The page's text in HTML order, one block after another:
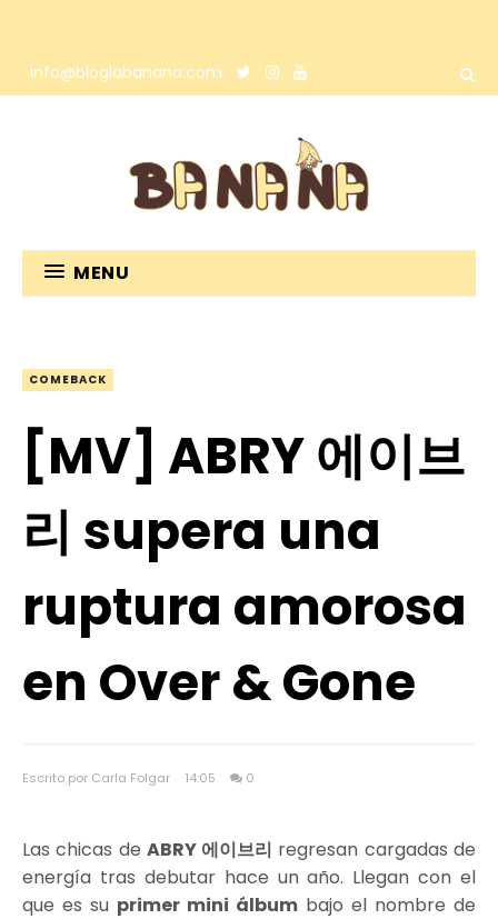
info@bloglabanana.com
MENU
COMEBACK
[MV] ABRY 에이브
리 supera una
ruptura amorosa
en Over & Gone
Escrito por Carla Folgar 14:05 0
Las chicas de ABRY 에이브리 regresan cargadas de
energía tras debutar hace un año. Llegan con el
que es su primer mini álbum bajo el nombre de